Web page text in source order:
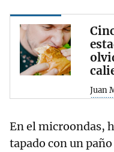
Juan
En el microondas,
tapado con un